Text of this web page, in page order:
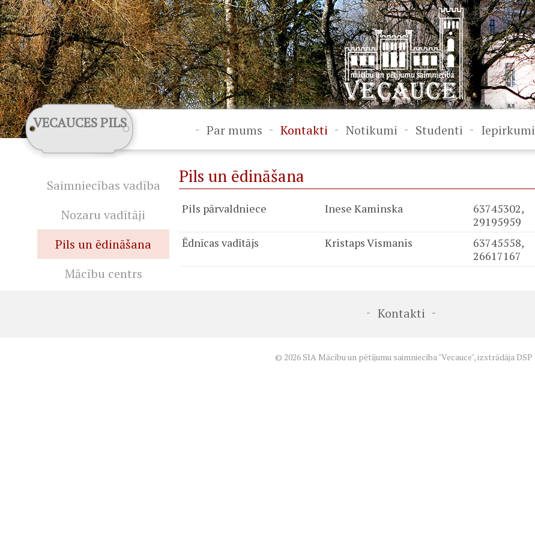
VECAUCES PILS - Par mums - Kontakti - Notikumi - Studenti - Iepirkumi
Saimniecības vadība
Nozaru vadītāji
Pils un ēdināšana
Mācību centrs
Pils un ēdināšana
Pils pārvaldniece Inese Kaminska
63745302,
29195959
Ēdnīcas vadītājs Kristaps Vismanis
63745558,
26617167
- Kontakti -
© 2026 SIA Mācību un pētījumu saimniecība "Vecauce", izstrādājaDSP